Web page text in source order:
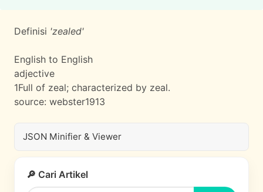
Definisi 'zealed'
English to English
adjective
1Full of zeal; characterized by zeal.
source: webster1913
JSON Minifier & Viewer
🔎 Cari Artikel